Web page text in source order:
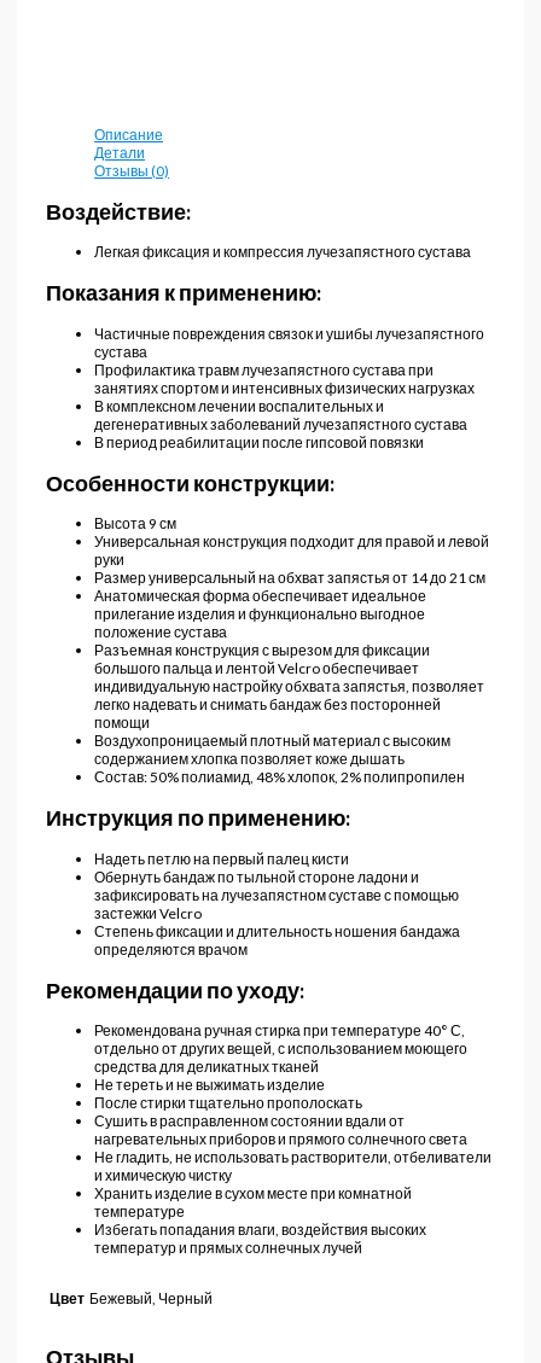
Описание
Детали
Отзывы (0)
Воздействие:
Легкая фиксация и компрессия лучезапястного сустава
Показания к применению:
Частичные повреждения связок и ушибы лучезапястного
сустава
Профилактика травм лучезапястного сустава при
занятиях спортом и интенсивных физических нагрузках
В комплексном лечении воспалительных и
дегенеративных заболеваний лучезапястного сустава
В период реабилитации после гипсовой повязки
Особенности конструкции:
Высота 9 см
Универсальная конструкция подходит для правой и левой
руки
Размер универсальный на обхват запястья от 14 до 21 см
Анатомическая форма обеспечивает идеальное
прилегание изделия и функционально выгодное
положение сустава
Разъемная конструкция с вырезом для фиксации
большого пальца и лентой Velcro обеспечивает
индивидуальную настройку обхвата запястья, позволяет
легко надевать и снимать бандаж без посторонней
помощи
Воздухопроницаемый плотный материал с высоким
содержанием хлопка позволяет коже дышать
Состав: 50% полиамид, 48% хлопок, 2% полипропилен
Инструкция по применению:
Надеть петлю на первый палец кисти
Обернуть бандаж по тыльной стороне ладони и
зафиксировать на лучезапястном суставе с помощью
застежки Velcro
Степень фиксации и длительность ношения бандажа
определяются врачом
Рекомендации по уходу:
Рекомендована ручная стирка при температуре 40° С,
отдельно от других вещей, с использованием моющего
средства для деликатных тканей
Не тереть и не выжимать изделие
После стирки тщательно прополоскать
Сушить в расправленном состоянии вдали от
нагревательных приборов и прямого солнечного света
Не гладить, не использовать растворители, отбеливатели
и химическую чистку
Хранить изделие в сухом месте при комнатной
температуре
Избегать попадания влаги, воздействия высоких
температур и прямых солнечных лучей
Цвет Бежевый, Черный
Отзывы